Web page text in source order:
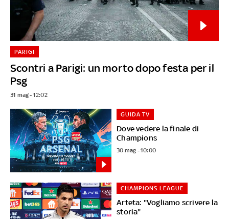
Scontri a Parigi: un morto dopo festa per il
Psg
PARIGI
31 mag - 12:02
Dove vedere la finale di
Champions
GUIDA TV
30 mag - 10:00
Arteta: "Vogliamo scrivere la
storia"
CHAMPIONS LEAGUE